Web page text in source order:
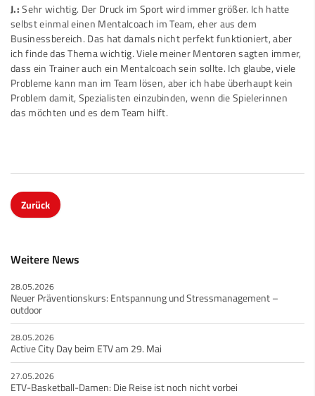
J.:Sehr wichtig. Der Druck im Sport wird immer größer. Ich hatte
selbst einmal einen Mentalcoach im Team, eher aus dem
Businessbereich. Das hat damals nicht perfekt funktioniert, aber
ich finde das Thema wichtig. Viele meiner Mentoren sagten immer,
dass ein Trainer auch ein Mentalcoach sein sollte. Ich glaube, viele
Probleme kann man im Team lösen, aber ich habe überhaupt kein
Problem damit, Spezialisten einzubinden, wenn die Spielerinnen
das möchten und es dem Team hilft.
Zurück
Weitere News
28.05.2026
Neuer Präventionskurs: Entspannung und Stressmanagement –
outdoor
28.05.2026
Active City Day beim ETV am 29. Mai
27.05.2026
ETV-Basketball-Damen: Die Reise ist noch nicht vorbei